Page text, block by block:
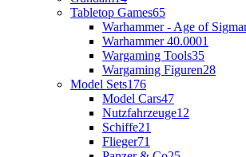
Tabletop Games65
Warhammer - Age of
Warhammer 40.0001
Wargaming Tools35
Wargaming Figuren28
Model Sets176
Model Cars47
Nutzfahrzeuge12
Schiffe21
Flieger71